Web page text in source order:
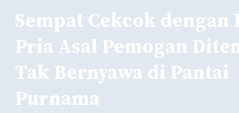
Sempat Cekcok
Pria Asal Pemogan
Tak Bernyawa di Pantai
Purnama